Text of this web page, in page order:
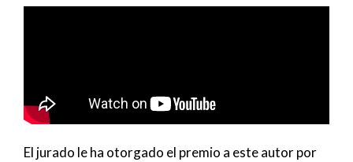
El jurado le ha otorgado el premio a este autor por